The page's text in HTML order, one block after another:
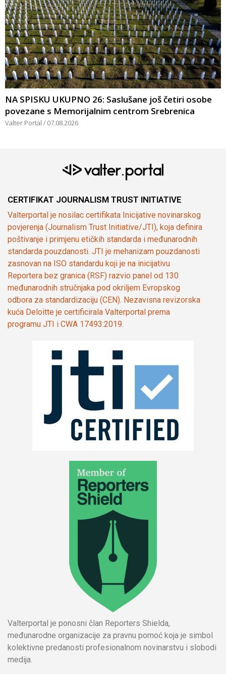
NA SPISKU UKUPNO 26: Saslušane još četiri osobe
povezane s Memorijalnim centrom Srebrenica
Valter Portal 07.08.2026
CERTIFIKAT JOURNALISM TRUST INITIATIVE
Valterportal je nosilac certifikata Inicijative novinarskog
povjerenja (Journalism Trust Initiative/JTI), koja definira
poštivanje i primjenu etičkih standarda i međunarodnih
standarda pouzdanosti. JTI je mehanizam pouzdanosti
zasnovan na ISO standardu koji je na inicijativu
Reportera bez granica (RSF) razvio panel od 130
međunarodnih stručnjaka pod okriljem Evropskog
odbora za standardizaciju (CEN). Nezavisna revizorska
kuća Deloitte je certificirala Valterportal prema
programu JTI i CWA 17493:2019.
Valterportal je ponosni član Reporters Shielda,
međunarodne organizacije za pravnu pomoć koja je simbol
kolektivne predanosti profesionalnom novinarstvu i slobodi
medija.